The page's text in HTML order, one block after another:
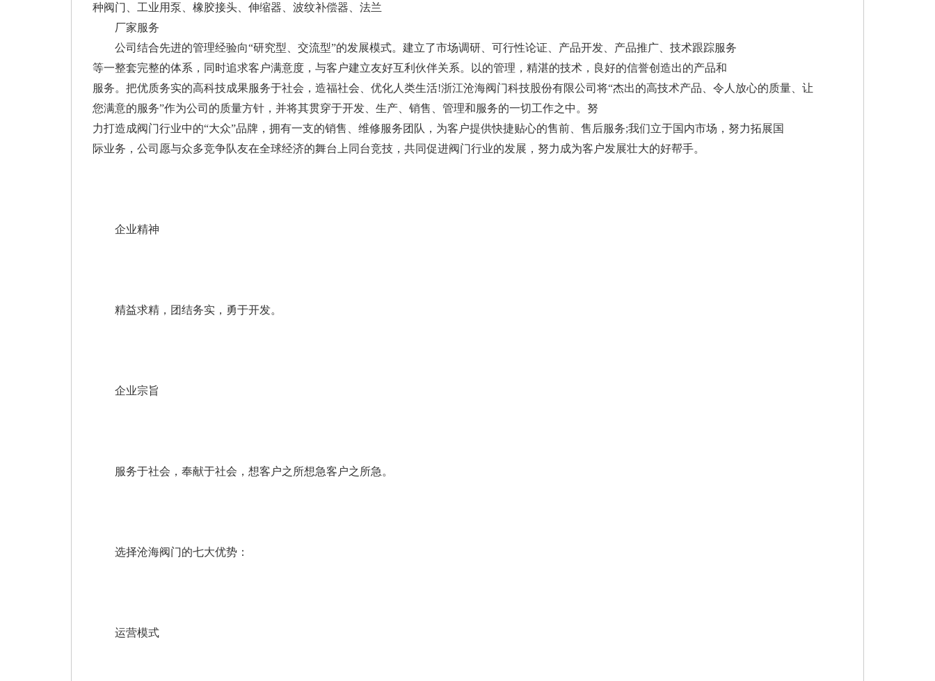
种阀门、工业用泵、橡胶接头、伸缩器、波纹补偿器、法兰
厂家服务
公司结合先进的管理经验向“研究型、交流型”的发展模式。建立了市场调研、可行性论证、产品开发、产品推广、技术跟踪服务
等一整套完整的体系，同时追求客户满意度，与客户建立友好互利伙伴关系。以的管理，精湛的技术，良好的信誉创造出的产品和
服务。把优质务实的高科技成果服务于社会，造福社会、优化人类生活!浙江沧海阀门科技股份有限公司将“杰出的高技术产品、令人放心的质量、让
您满意的服务”作为公司的质量方针，并将其贯穿于开发、生产、销售、管理和服务的一切工作之中。努
力打造成阀门行业中的“大众”品牌，拥有一支的销售、维修服务团队，为客户提供快捷贴心的售前、售后服务;我们立于国内市场，努力拓展国
际业务，公司愿与众多竞争队友在全球经济的舞台上同台竞技，共同促进阀门行业的发展，努力成为客户发展壮大的好帮手。
企业精神
精益求精，团结务实，勇于开发。
企业宗旨
服务于社会，奉献于社会，想客户之所想急客户之所急。
选择沧海阀门的七大优势：
运营模式